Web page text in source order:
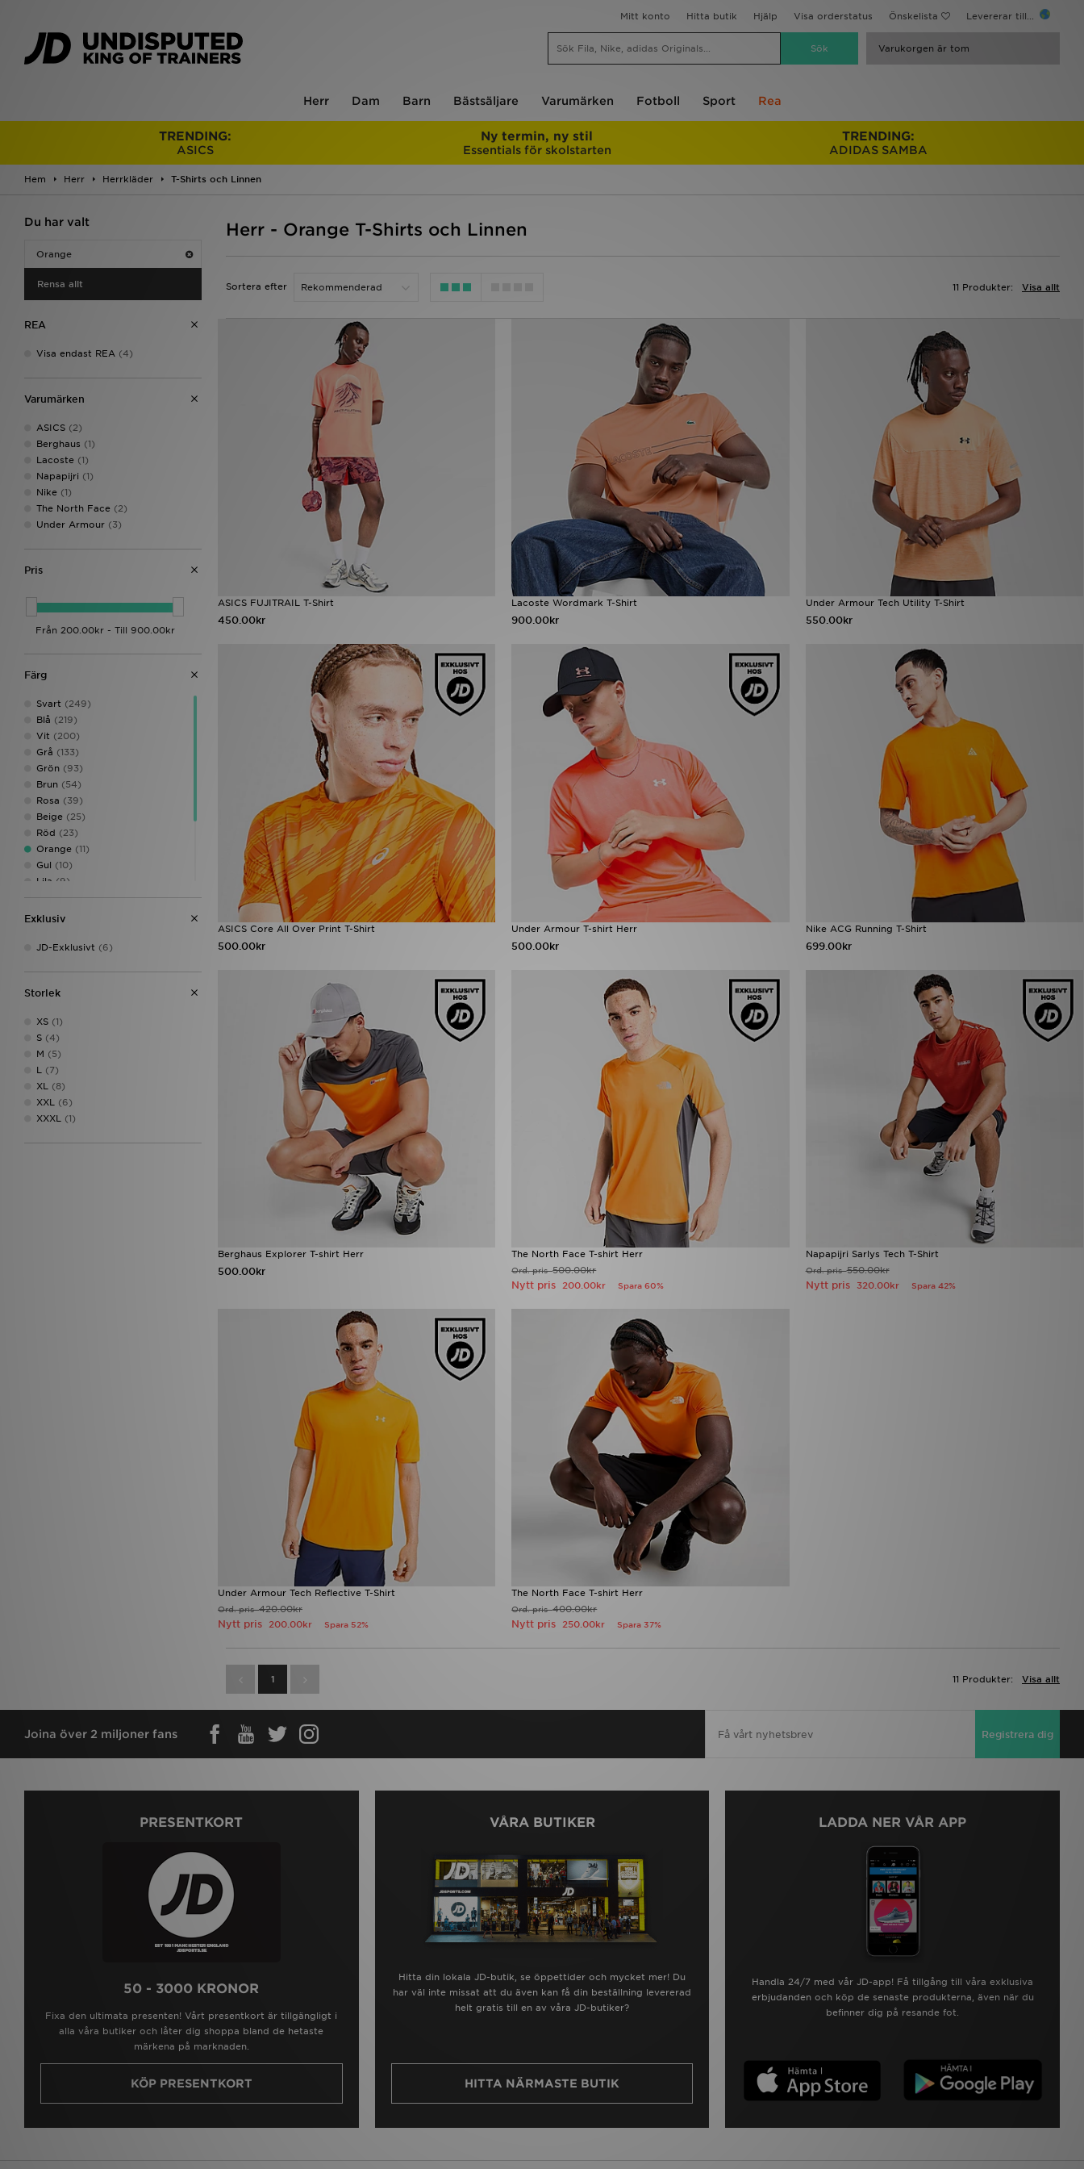
Mitt konto Hitta butik Hjälp Visa orderstatus Önskelista Levererar till...
Varukorgen är tom
Herr Dam Barn Bästsäljare Varumärken Fotboll Sport Rea
TRENDING:
ASICS
Ny termin, ny stil
Essentials för skolstarten
TRENDING:
ADIDAS SAMBA
Hem Herr Herrkläder T-Shirts och Linnen
Du har valt
Orange
Rensa allt
REA
Visa endast REA (4)
Varumärken
ASICS (2)
Berghaus (1)
Lacoste (1)
Napapijri (1)
Nike (1)
The North Face (2)
Under Armour (3)
Pris
Färg
Svart (249)
Blå (219)
Vit (200)
Grå (133)
Grön (93)
Brun (54)
Rosa (39)
Beige (25)
Röd (23)
Orange (11)
Gul (10)
Lila (9)
Krämfärg(8)
Mörkblå
Multifärgad(1)
Exklusiv
JD-Exklusivt (6)
Storlek
XS (1)
S (4)
M (5)
L
(7)
XL
(8)
XXL
(6)
XXXL
(1)
Herr - Orange T-Shirts och Linnen
Sortera efter Visa allt
11 Produkter:
ASICS FUJITRAIL T-Shirt
450.00kr
Lacoste Wordmark T-Shirt
900.00kr
Under Armour Tech Utility T-Shirt
550.00kr
ASICS Core All Over Print T-Shirt
500.00kr
Under Armour T-shirt Herr
500.00kr
Nike ACG Running T-Shirt
699.00kr
Berghaus Explorer T-shirt Herr
500.00kr
The North Face T-shirt Herr
Ord. pris500.00kr
Nytt pris 200.00kr Spara 60%
Napapijri Sarlys Tech T-Shirt
Ord. pris550.00kr
Nytt pris 320.00kr Spara 42%
Under Armour Tech Reflective T-Shirt
Ord. pris420.00kr
Nytt pris 200.00kr Spara 52%
The North Face T-shirt Herr
Ord. pris400.00kr
Nytt pris250.00kr Spara 37%
1 Visa allt
11 Produkter:
Joina över 2 miljoner fans Registrera dig
PRESENTKORT
50 - 3000 KRONOR
Fixa den ultimata presenten! Vårt presentkort är tillgängligt i
alla våra butiker och låter dig shoppa bland de hetaste
märkena på marknaden.
KÖP PRESENTKORT
VÅRA BUTIKER
Hitta din lokala JD-butik, se öppettider och mycket mer! Du
har väl inte missat att du även kan få din beställning levererad
helt gratis till en av våra JD-butiker?
HITTA NÄRMASTE BUTIK
LADDA NER VÅR APP
Handla 24/7 med vår JD-app! Få tillgång till våra exklusiva
erbjudanden och köp de senaste produkterna, även när du
befinner dig på resande fot.